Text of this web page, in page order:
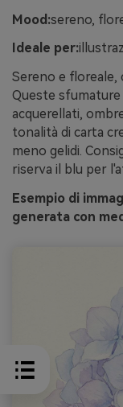
Mood:sereno,
Ideale per:
Sereno e floreale,
Queste
acquerellati,
tonalità di carta
meno gelidi.
riserva il blu per
Esempio di
generata con